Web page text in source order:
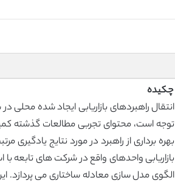
چکیده
توجه است، محتوای تجربی مطالعات گذشته